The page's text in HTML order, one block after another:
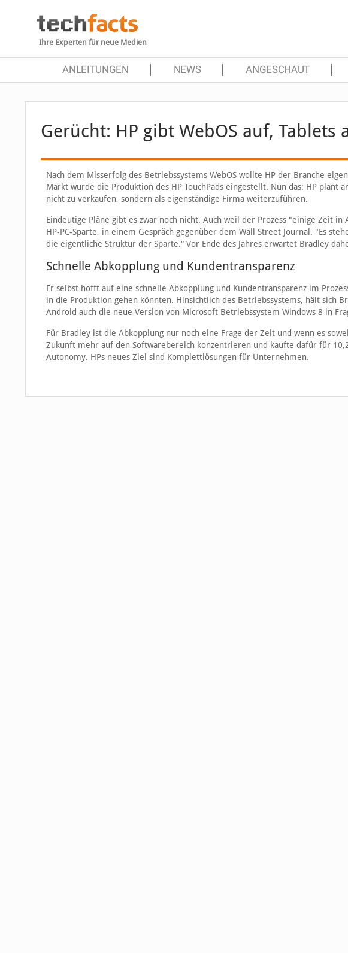
Ihre Experten für neue Medien
ANLEITUNGEN NEWS ANGESCHAUT
Gerücht: HP gibt WebOS auf, Tablets
Nach dem Misserfolg des Betriebssystems WebOS wollte HP der Branche
Markt wurde die Produktion des HP TouchPads eingestellt. Nun das: HP plant
nicht zu verkaufen, sondern als eigenständige Firma weiterzuführen.
Eindeutige Pläne gibt es zwar noch nicht. Auch weil der Prozess "einige Zeit
HP-PC-Sparte, in einem Gespräch gegenüber dem Wall Street Journal. "Es
die eigentliche Struktur der Sparte.“ Vor Ende des Jahres erwartet Bradley
Schnelle Abkopplung und Kundentransparenz
Er selbst hofft auf eine schnelle Abkopplung und Kundentransparenz im
in die Produktion gehen könnten. Hinsichtlich des Betriebssystems, hält sich
Android auch die neue Version von Microsoft Betriebssystem Windows 8 in
Für Bradley ist die Abkopplung nur noch eine Frage der Zeit und wenn es
Zukunft mehr auf den Softwarebereich konzentrieren und kaufte dafür für
Autonomy. HPs neues Ziel sind Komplettlösungen für Unternehmen.